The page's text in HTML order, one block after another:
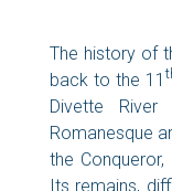
The history of
back to the 11
Divette
Romanesque
the
Its remains,
10
63